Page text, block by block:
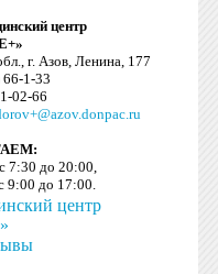
центр
г. Азов, Ленина, 177
1-33
02-66
7:30 до 20:00,
9:00 до 17:00.
центр